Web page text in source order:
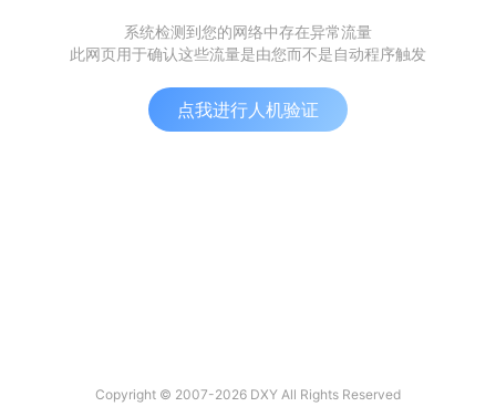
系统检测到您的网络中存在异常流量
此网页用于确认这些流量是由您而不是自动程序触发
点我进行人机验证
Copyright © 2007-2026 DXY All Rights Reserved